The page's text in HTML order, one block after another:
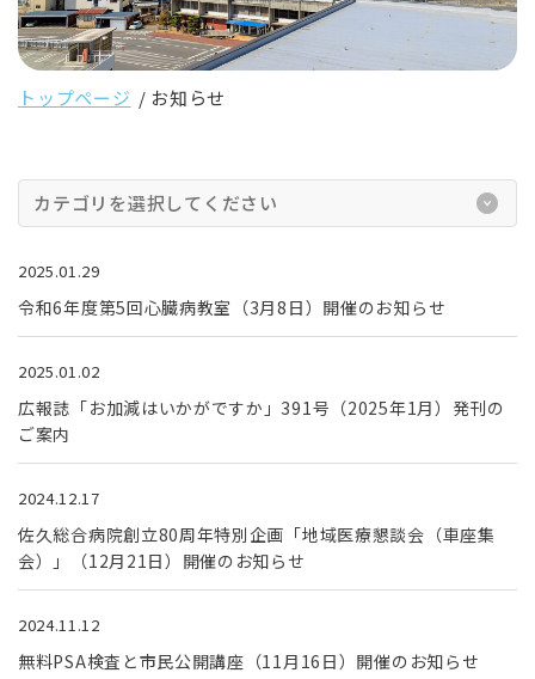
トップページ お知らせ
カテゴリを選択してください
2025.01.29
令和6年度第5回心臓病教室（3月8日）開催のお知らせ
2025.01.02
広報誌「お加減はいかがですか」391号（2025年1月）発刊の
ご案内
2024.12.17
佐久総合病院創立80周年特別企画「地域医療懇談会（車座集
会）」（12月21日）開催のお知らせ
2024.11.12
無料PSA検査と市民公開講座（11月16日）開催のお知らせ